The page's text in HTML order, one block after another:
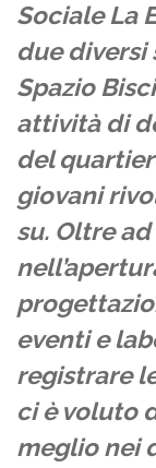
Sociale La
due diversi
Spazio
attività di
del
giovani
su. Oltre
eventi e
registrare
ci è voluto
meglio nei